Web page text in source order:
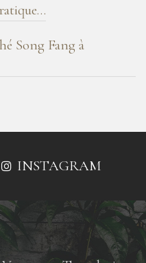
Song Fang à
INSTAGRAM